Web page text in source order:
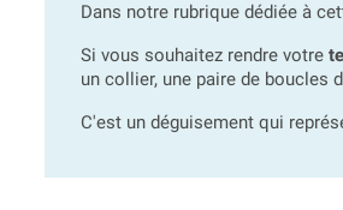
Dans notre rubrique dédiée à
Si vous souhaitez rendre votre
un collier, une paire de boucles
C'est un déguisement qui